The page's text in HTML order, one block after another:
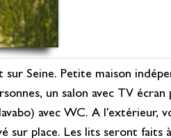
Seine. Petite maison
un salon avec TV écran
avec WC. A l'extérieur,
sur place. Les lits seront faits